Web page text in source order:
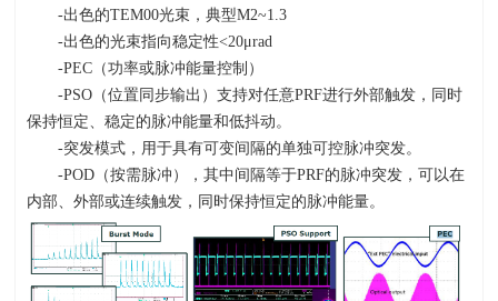
-出色的TEM00光束，典型M2~1.3
-出色的光束指向稳定性<20μrad
-PEC（功率或脉冲能量控制）
-PSO（位置同步输出）支持对任意PRF进行外部触发，同时
保持恒定、稳定的脉冲能量和低抖动。
-突发模式，用于具有可变间隔的单独可控脉冲突发。
-POD（按需脉冲），其中间隔等于PRF的脉冲突发，可以在
内部、外部或连续触发，同时保持恒定的脉冲能量。